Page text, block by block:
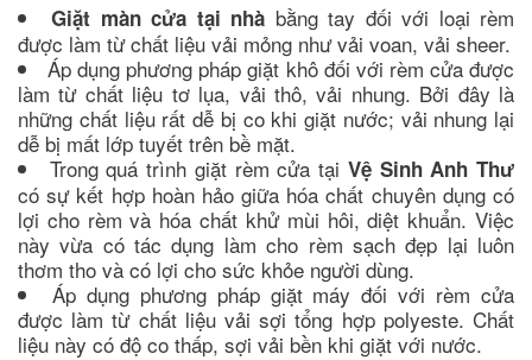
Giặt màn cửa tại nhà bằng tay đối với loại rèm
được làm từ chất liệu vải mỏng như vải voan, vải sheer.
Áp dụng phương pháp giặt khô đối với rèm cửa được
làm từ chất liệu tơ lụa, vải thô, vải nhung. Bởi đây là
những chất liệu rất dễ bị co khi giặt nước; vải nhung lại
dễ bị mất lớp tuyết trên bề mặt.
Trong quá trình giặt rèm cửa tại Vệ Sinh Anh Thư
có sự kết hợp hoàn hảo giữa hóa chất chuyên dụng có
lợi cho rèm và hóa chất khử mùi hôi, diệt khuẩn. Việc
này vừa có tác dụng làm cho rèm sạch đẹp lại luôn
thơm tho và có lợi cho sức khỏe người dùng.
Áp dụng phương pháp giặt máy đối với rèm cửa
được làm từ chất liệu vải sợi tổng hợp polyeste. Chất
liệu này có độ co thấp, sợi vải bền khi giặt với nước.